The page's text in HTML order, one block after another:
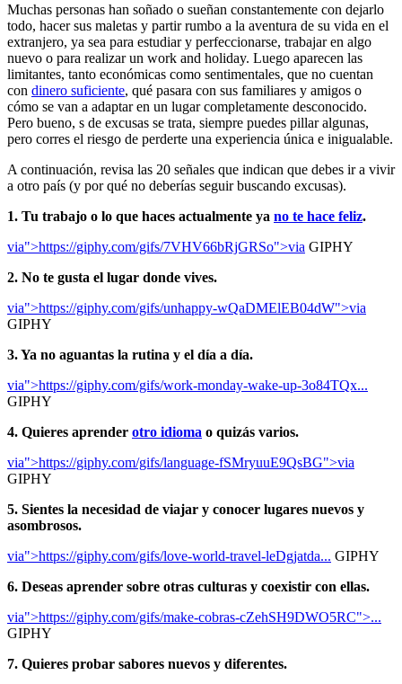
Muchas personas han soñado o sueñan constantemente con dejarlo
todo, hacer sus maletas y partir rumbo a la aventura de su vida en el
extranjero, ya sea para estudiar y perfeccionarse, trabajar en algo
nuevo o para realizar un work and holiday. Luego aparecen las
limitantes, tanto económicas como sentimentales, que no cuentan
con dinero suficiente, qué pasara con sus familiares y amigos o
cómo se van a adaptar en un lugar completamente desconocido.
Pero bueno, s de excusas se trata, siempre puedes pillar algunas,
pero corres el riesgo de perderte una experiencia única e inigualable.
A continuación, revisa las 20 señales que indican que debes ir a vivir
a otro país (y por qué no deberías seguir buscando excusas).
1. Tu trabajo o lo que haces actualmente ya no te hace feliz.
via">https://giphy.com/gifs/7VHV66bRjGRSo">via GIPHY
2. No te gusta el lugar donde vives.
via">https://giphy.com/gifs/unhappy-wQaDMElEB04dW">via
GIPHY
3. Ya no aguantas la rutina y el día a día.
via">https://giphy.com/gifs/work-monday-wake-up-3o84TQx...
GIPHY
4. Quieres aprender otro idioma o quizás varios.
via">https://giphy.com/gifs/language-fSMryuuE9QsBG">via
GIPHY
5. Sientes la necesidad de viajar y conocer lugares nuevos y
asombrosos.
via">https://giphy.com/gifs/love-world-travel-leDgjatda... GIPHY
6. Deseas aprender sobre otras culturas y coexistir con ellas.
via">https://giphy.com/gifs/make-cobras-cZehSH9DWO5RC">...
GIPHY
7. Quieres probar sabores nuevos y diferentes.